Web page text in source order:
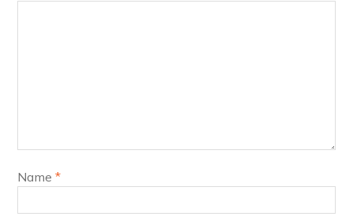
Name *